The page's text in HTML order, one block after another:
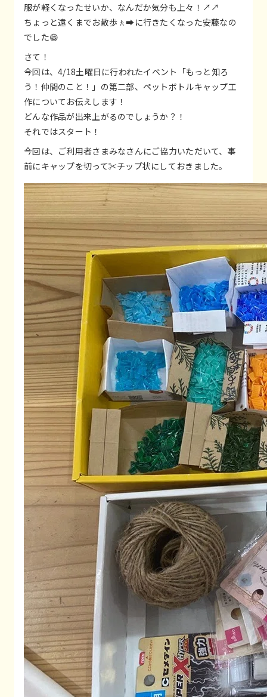
服が軽くなったせいか、なんだか気分も上々！↗️↗️
ちょっと遠くまでお散歩🚶‍➡️に行きたくなった安藤なの
でした😁
さて！
今回は、4/18土曜日に行われたイベント「もっと知ろ
う！仲間のこと！」の第二部、ペットボトルキャップ工
作についてお伝えします！
どんな作品が出来上がるのでしょうか？！
それではスタート！
今回は、ご利用者さまみなさんにご協力いただいて、事
前にキャップを切って✂️チップ状にしておきました。